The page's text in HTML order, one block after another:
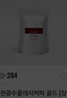
284
전광수클래식커피 골드 [강